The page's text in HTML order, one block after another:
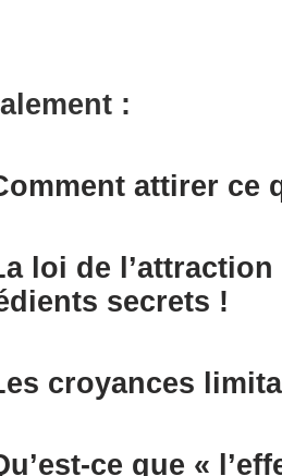
:
attirer ce
loi de l’attraction
secrets !
croyances
ce que «